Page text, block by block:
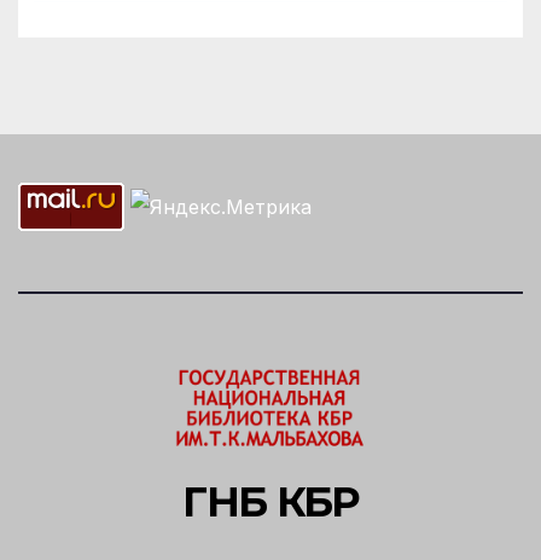
ГНБ КБР